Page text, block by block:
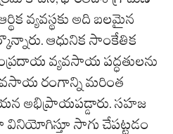
వ్యవస్థకు అది బలమైన
ఆధునిక సాంకేతిక
వ్యవసాయ పద్ధతులను
రంగాన్ని మరింత
అభిప్రాయపడ్డారు. సహజ
వినియోగిస్తూ సాగు చేపట్టడం